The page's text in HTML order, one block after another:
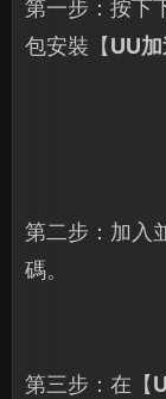
第一步：按下
包安裝【UU
第二步：加入
碼。
第三步：在【